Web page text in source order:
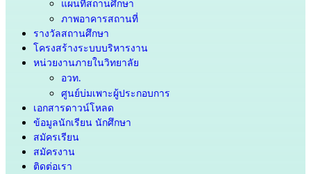
แผนที่สถานศึกษา
ภาพอาคารสถานที่
รางวัลสถานศึกษา
โครงสร้างระบบบริหารงาน
หน่วยงานภายในวิทยาลัย
อวท.
ศูนย์บ่มเพาะผู้ประกอบการ
เอกสารดาวน์โหลด
ข้อมูลนักเรียน นักศึกษา
สมัครเรียน
สมัครงาน
ติดต่อเรา